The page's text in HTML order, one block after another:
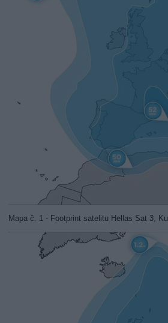
Mapa č. 1 - Footprint satelitu Hellas Sat 3,